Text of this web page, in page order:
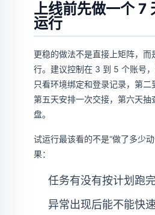
上线前先做一个 7
运行
更稳的做法不是直接上矩阵，
行。建议控制在 3 到 5 个账号
只看环境绑定和登录记录，第二
第五天安排一次交接，第六天抽
盘。
试运行最该看的不是“做了多少
果：
任务有没有按计划跑完
异常出现后能不能快速